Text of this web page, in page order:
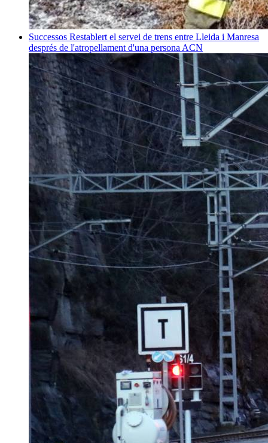
Successos Restablert el servei de trens entre Lleida i Manresa
després de l'atropellament d'una persona ACN